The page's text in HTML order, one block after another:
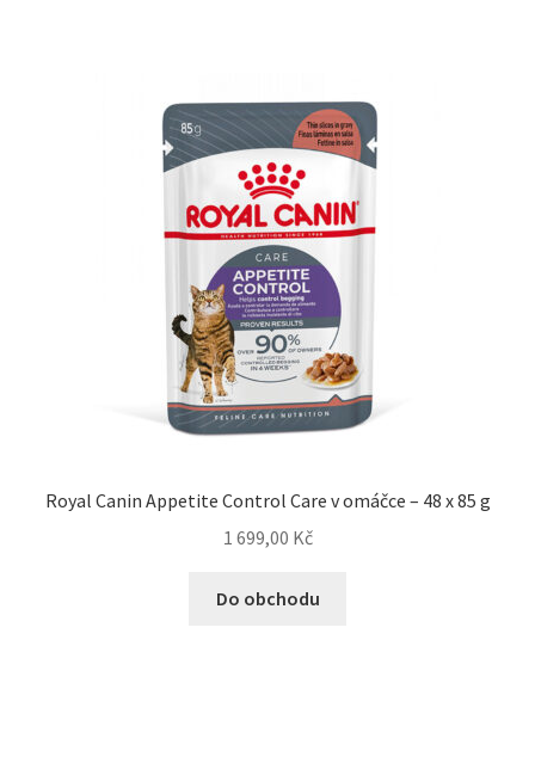
Royal Canin Appetite Control Care v omáčce – 48 x 85 g
1 699,00 Kč
Do obchodu